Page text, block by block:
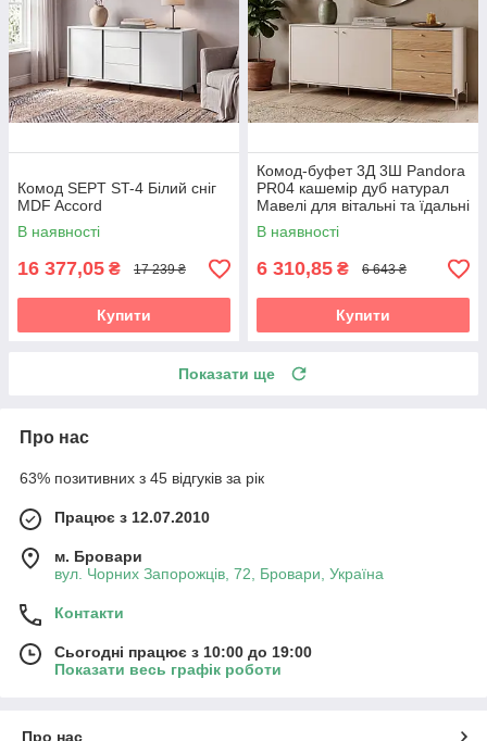
Комод SEPT ST-4 Білий сніг
MDF Accord
В наявності
16 377,05 ₴ 17 239 ₴
Купити
Комод-буфет 3Д 3Ш Pandora
PR04 кашемір дуб натурал
Мавелі для вітальні та їдальні
Accord
В наявності
6 310,85 ₴ 6 643 ₴
Купити
Показати ще
Про нас
63% позитивних з 45 відгуків за рік
Працює з 12.07.2010
м. Бровари
вул. Чорних Запорожців, 72, Бровари, Україна
Контакти
Сьогодні працює з 10:00 до 19:00
Показати весь графік роботи
Про нас